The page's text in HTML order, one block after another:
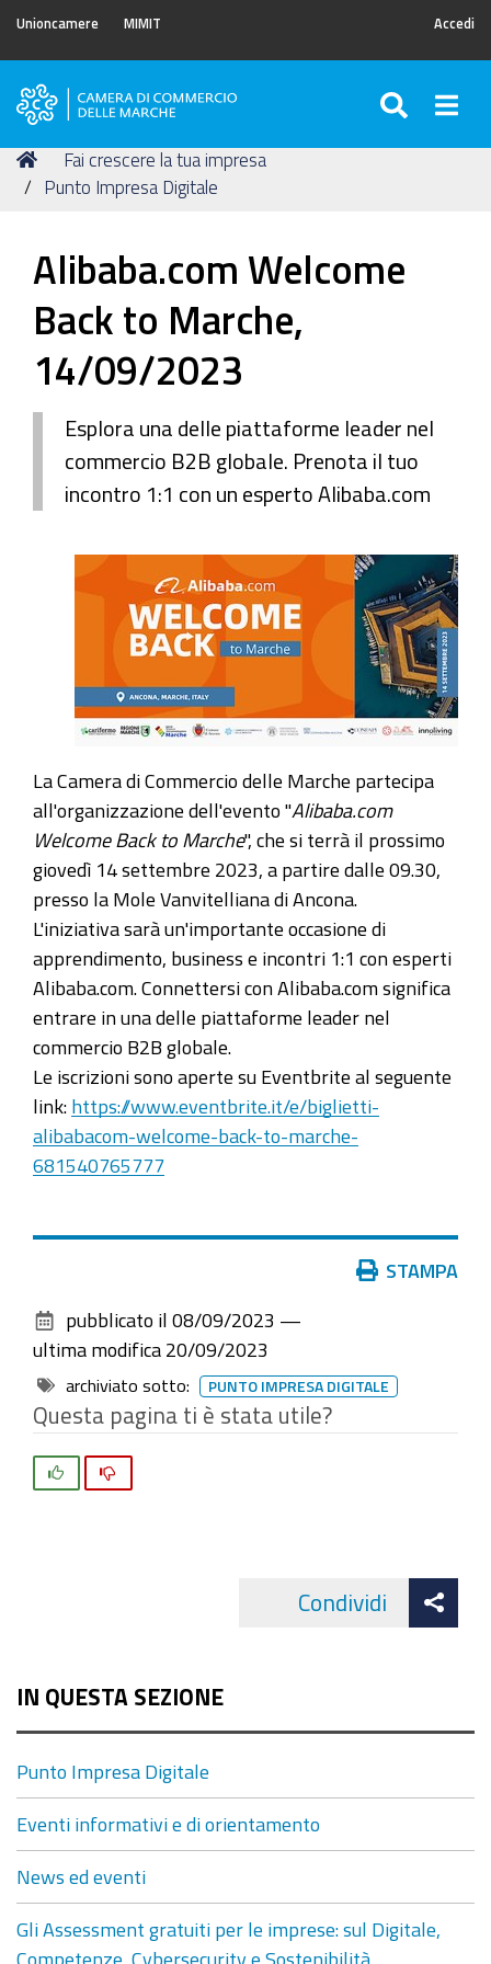
Unioncamere MIMIT Accedi
Camera
Commercio
delle
Tu
sei
Home
Fai crescere la tua impresa
Punto Impresa Digitale
Alibaba.com Welcome
Back to Marche,
14/09/2023
Esplora una delle piattaforme leader nel
commercio B2B globale. Prenota il tuo
incontro 1:1 con un esperto Alibaba.com
La Camera di Commercio delle Marche partecipa
all'organizzazione dell'evento "Alibaba.com
Welcome Back to Marche", che si terrà il prossimo
giovedì 14 settembre 2023, a partire dalle 09.30,
presso la Mole Vanvitelliana di Ancona.
L'iniziativa sarà un'importante occasione di
apprendimento, business e incontri 1:1 con esperti
Alibaba.com. Connettersi con Alibaba.com significa
entrare in una delle piattaforme leader nel
commercio B2B globale.
Le iscrizioni sono aperte su Eventbrite al seguente
link: https://www.eventbrite.it/e/biglietti-
alibabacom-welcome-back-to-marche-
681540765777
documento
STAMPA
pubblicato il 08/09/2023 —
ultima modifica 20/09/2023
archiviato sotto: PUNTO IMPRESA DIGITALE
Questa pagina ti è stata utile?
Condividi
IN QUESTA SEZIONE
Punto Impresa Digitale
Eventi informativi e di orientamento
News ed eventi
Gli Assessment gratuiti per le imprese: sul Digitale,
Competenze, Cybersecurity e Sostenibilità